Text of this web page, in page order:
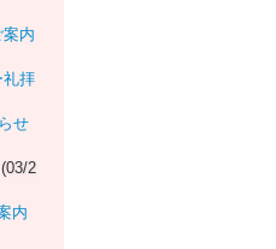
内
礼拝
せ
(03/2
内